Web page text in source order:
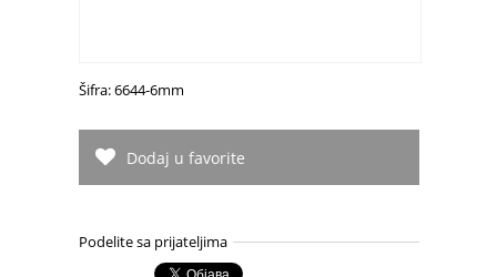
Šifra: 6644-6mm
Dodaj u favorite
Podelite sa prijateljima